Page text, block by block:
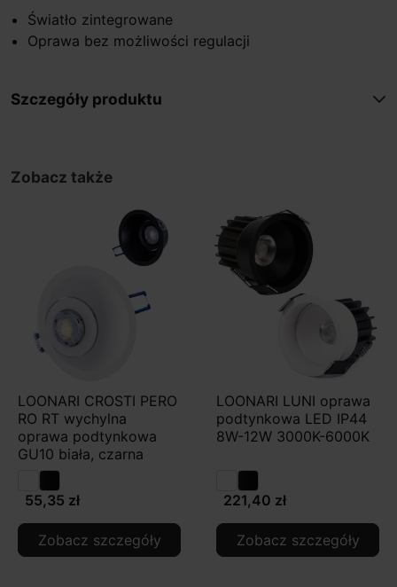
Światło zintegrowane
Oprawa bez możliwości regulacji
Szczegóły produktu
Zobacz także
LOONARI CROSTI PERO
RO RT wychylna
oprawa podtynkowa
GU10 biała, czarna
55,35 zł
Zobacz szczegóły
LOONARI LUNI oprawa
podtynkowa LED IP44
8W-12W 3000K-6000K
221,40 zł
Zobacz szczegóły